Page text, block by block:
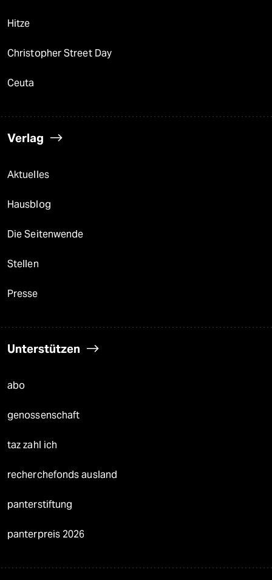
Hitze
Christopher Street Day
Ceuta
Verlag
Aktuelles
Hausblog
Die Seitenwende
Stellen
Presse
Unterstützen
abo
genossenschaft
taz zahl ich
recherchefonds ausland
panterstiftung
panterpreis 2026